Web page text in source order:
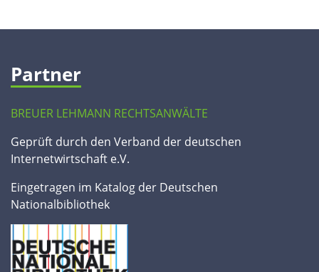
Partner
BREUER LEHMANN RECHTSANWÄLTE
Geprüft durch den Verband der deutschen
Internetwirtschaft e.V.
Eingetragen im Katalog der Deutschen
Nationalbibliothek